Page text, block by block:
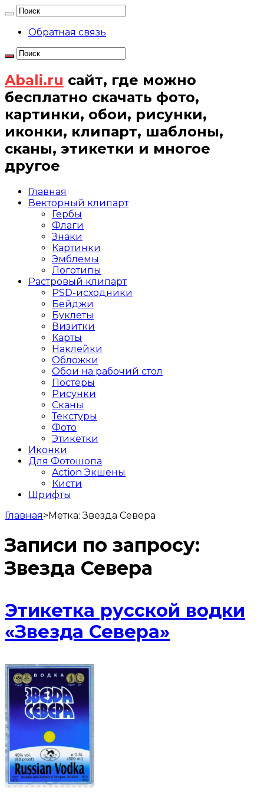
Обратная связь
Abali.ru сайт, где можно
бесплатно скачать фото,
картинки, обои, рисунки,
иконки, клипарт, шаблоны,
сканы, этикетки и многое
другое
Главная
Векторный клипарт
Гербы
Флаги
Знаки
Картинки
Эмблемы
Логотипы
Растровый клипарт
PSD-исходники
Бейджи
Буклеты
Визитки
Карты
Наклейки
Обложки
Обои на рабочий стол
Постеры
Рисунки
Сканы
Текстуры
Фото
Этикетки
Иконки
Для Фотошопа
Action Экшены
Кисти
Шрифты
Главная>Метка:Звезда Севера
Записи по запросу:
Звезда Севера
Этикетка русской водки
«Звезда Севера»